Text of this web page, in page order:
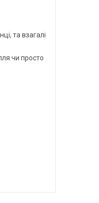
та взагалі
чи просто